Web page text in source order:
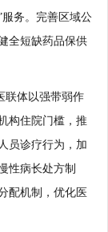
务。完善区域公
全短缺药品保供
体以强带弱作
构住院门槛，推
员诊疗行为，加
性病长处方制
配机制，优化医